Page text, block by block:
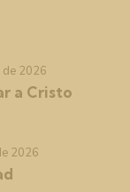
2026
a Cristo
2026